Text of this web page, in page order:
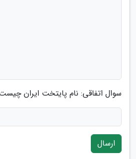
سوال اتفاقی: نام پایتخت ایران
ارسال